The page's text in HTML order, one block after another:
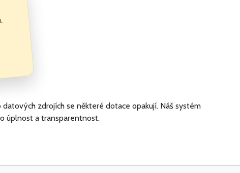
zdrojích se některé dotace opakují. Náš systém
úplnost a transparentnost.